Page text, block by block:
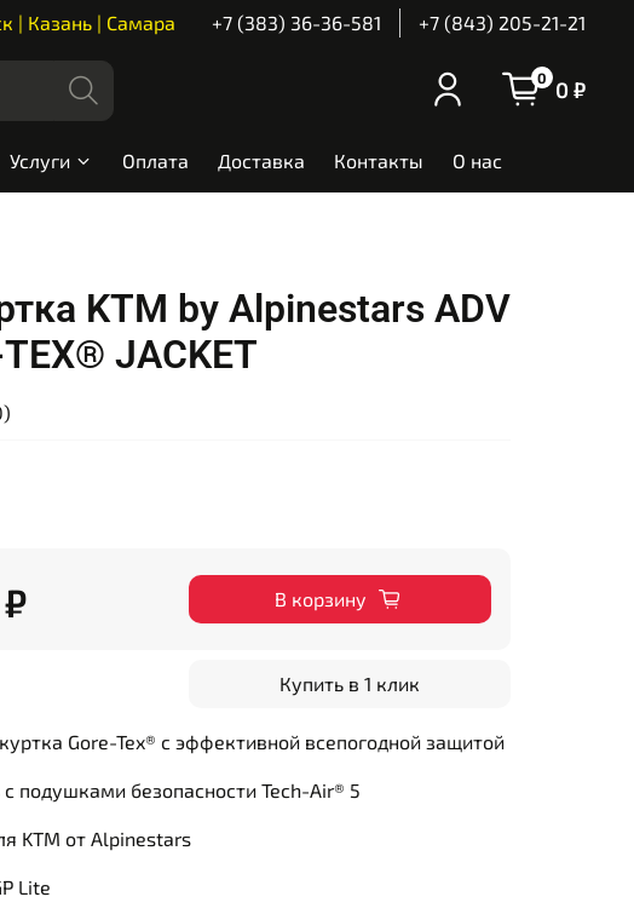
| Казань | Самара +7 (383) 36-36-581 +7 (843) 205-21-21
0 0 ₽
Услуги Оплата Доставка Контакты О нас
KTM by Alpinestars ADV
TEX® JACKET
В корзину
Купить в 1 клик
Gore-Tex® с эффективной всепогодной защитой
подушками безопасности Tech-Air® 5
KTM от Alpinestars
Lite